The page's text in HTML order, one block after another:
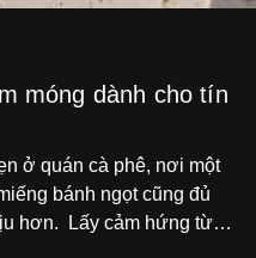
móng dành cho tín
ở quán cà phê, nơi một
bánh ngọt cũng đủ
hơn.
Lấy cảm hứng từ